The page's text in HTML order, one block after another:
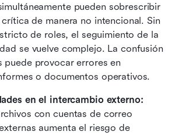
pueden sobrescribir
de manera no intencional. Sin
de roles, el seguimiento de la
se vuelve complejo. La confusión
puede provocar errores en
o documentos operativos.
en el intercambio externo:
con cuentas de correo
aumenta el riesgo de